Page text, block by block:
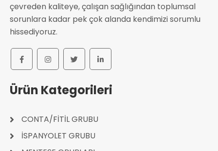
çevreden kaliteye, çalışan sağlığından toplumsal
sorunlara kadar pek çok alanda kendimizi sorumlu
hissediyoruz.
Ürün Kategorileri
CONTA/FİTİL GRUBU
İSPANYOLET GRUBU